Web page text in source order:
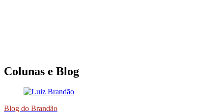
Colunas e Blog
Blog do Brandão